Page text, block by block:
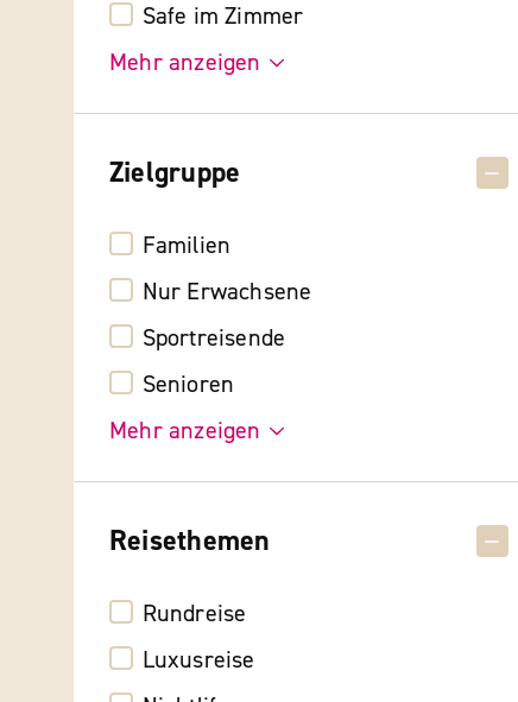
Safe im Zimmer
Mehr anzeigen
Zielgruppe
Familien
Nur Erwachsene
Sportreisende
Senioren
Mehr anzeigen
Reisethemen
Rundreise
Luxusreise